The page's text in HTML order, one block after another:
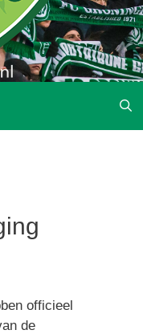
officieel
de